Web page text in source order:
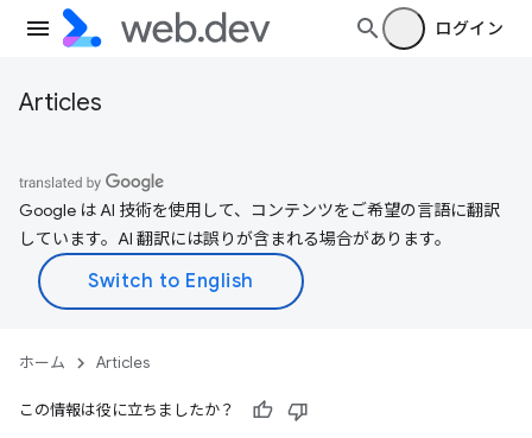
ログイン
Articles
Google は AI 技術を使用して、コンテンツをご希望の言語に翻訳
しています。AI 翻訳には誤りが含まれる場合があります。
ホーム Articles
この情報は役に立ちましたか？